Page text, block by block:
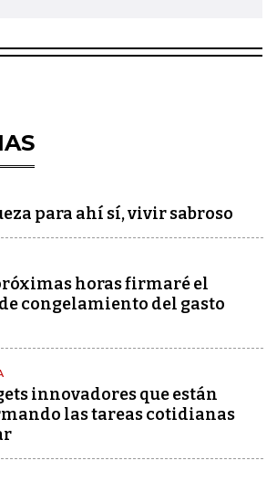
para ahí sí, vivir sabroso
horas firmaré el
congelamiento del gasto
innovadores que están
las tareas cotidianas